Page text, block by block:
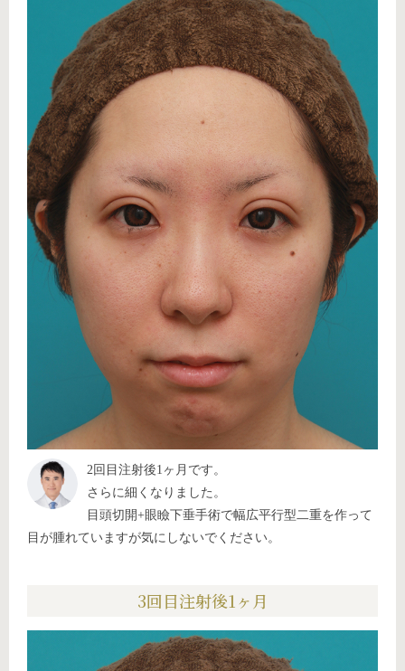
2回目注射後1ヶ月です。
さらに細くなりました。
目頭切開+眼瞼下垂手術で幅広平行型二重を作って
目が腫れていますが気にしないでください。
3回目注射後1ヶ月